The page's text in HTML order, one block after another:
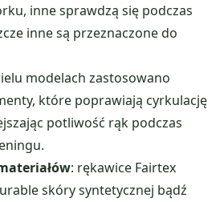
inne sprawdzą się podczas
inne są przeznaczone do
modelach zastosowano
które poprawiają cyrkulację
potliwość rąk podczas
: rękawice Fairtex
skóry syntetycznej bądź